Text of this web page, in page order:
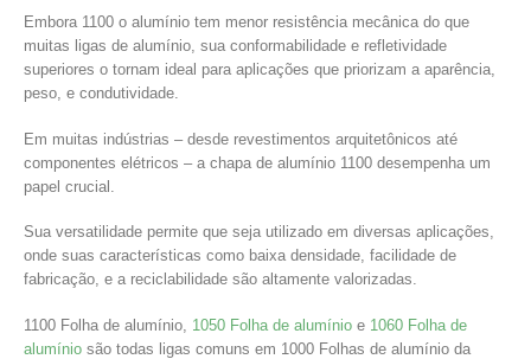
Embora 1100 o alumínio tem menor resistência mecânica do que
muitas ligas de alumínio, sua conformabilidade e refletividade
superiores o tornam ideal para aplicações que priorizam a aparência,
peso, e condutividade.
Em muitas indústrias – desde revestimentos arquitetônicos até
componentes elétricos – a chapa de alumínio 1100 desempenha um
papel crucial.
Sua versatilidade permite que seja utilizado em diversas aplicações,
onde suas características como baixa densidade, facilidade de
fabricação, e a reciclabilidade são altamente valorizadas.
1100 Folha de alumínio, 1050 Folha de alumínio e 1060 Folha de
alumínio são todas ligas comuns em 1000 Folhas de alumínio da